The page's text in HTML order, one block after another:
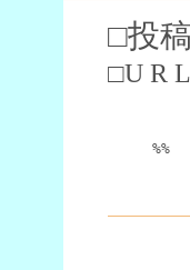
□投
□U R
%%